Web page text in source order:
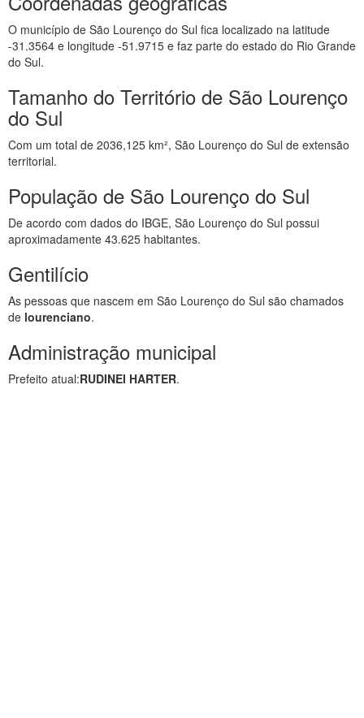
O município de São Lourenço do Sul fica localizado na latitude
-31.3564 e longitude -51.9715 e faz parte do estado do Rio Grande
do Sul.
Tamanho do Território de São Lourenço
do Sul
Com um total de 2036,125 km², São Lourenço do Sul de extensão
territorial.
População de São Lourenço do Sul
De acordo com dados do IBGE, São Lourenço do Sul possui
aproximadamente 43.625 habitantes.
Gentilício
As pessoas que nascem em São Lourenço do Sul são chamados
de lourenciano.
Administração municipal
Prefeito atual:RUDINEI HARTER.